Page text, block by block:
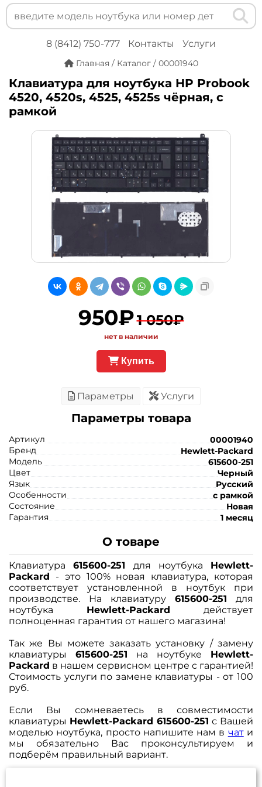
8 (8412) 750-777 Контакты Услуги
Главная / Каталог / 00001940
Клавиатура для ноутбука HP Probook
4520, 4520s, 4525, 4525s чёрная, с
рамкой
950₽1 050₽
нет в наличии
Купить
Параметры Услуги
Параметры товара
Артикул
00001940
Бренд
Hewlett-Packard
Модель
615600-251
Цвет
Черный
Язык
Русский
Особенности
с рамкой
Состояние
Новая
Гарантия
1 месяц
О товаре
Клавиатура615600-251 для ноутбука Hewlett-
Packard - это 100% новая клавиатура, которая
соответствует установленной в ноутбук при
производстве. На клавиатуру 615600-251 для
ноутбука Hewlett-Packard действует
полноценная гарантия от нашего магазина!
Так же Вы можете заказать установку / замену
клавиатуры 615600-251 на ноутбуке Hewlett-
Packard в нашем сервисном центре с гарантией!
Стоимость услуги по замене клавиатуры - от 100
руб.
Если Вы сомневаетесь в совместимости
клавиатуры Hewlett-Packard 615600-251 с Вашей
моделью ноутбука, просто напишите нам в чати
мы обязательно Вас проконсультируем и
подберём правильный вариант.